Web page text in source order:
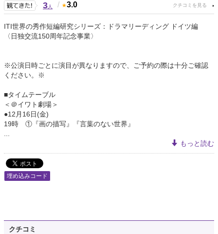
3人 / 3.0
ITI世界の秀作短編研究シリーズ：ドラマリーディング ドイツ編
〈日独交流150周年記念事業〉
※公演日時ごとに演目が異なりますので、ご予約の際は十分ご確認
ください。※
■タイムテーブル
＜＠イワト劇場＞
●12月16日(金)
19時 ①『画の描写』『言葉のない世界』
もっと読む
埋め込みコード
クチコミ